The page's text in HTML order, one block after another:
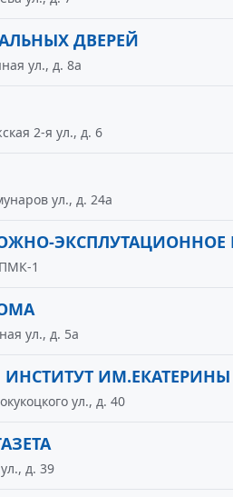
ДВЕРЕЙ
ул., д. 8а
2-я ул., д. 6
ул., д. 24а
ЭКСПЛУТАЦИОННОЕ
1
ул., д. 5а
ИМ.ЕКАТЕРИНЫ
ул., д. 40
д. 39